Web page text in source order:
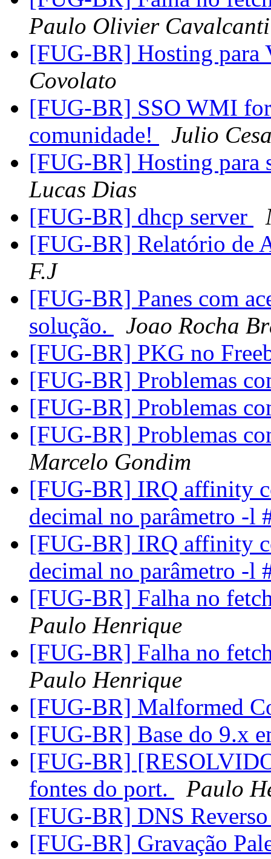
Paulo Olivier Cavalcanti
[FUG-BR] Hosting para
Covolato
[FUG-BR] SSO WMI for
comunidade!
Julio
[FUG-BR] Hosting
Lucas Dias
[FUG-BR] dhcp server
[FUG-BR] Relatório de
F.J
[FUG-BR] Panes com
solução.
Joao Rocha
[FUG-BR] PKG no
[FUG-BR] Problemas
[FUG-BR] Problemas
[FUG-BR] Problemas
Marcelo Gondim
[FUG-BR] IRQ affinity
decimal no parâmetro -l
[FUG-BR] IRQ affinity
decimal no parâmetro -l
[FUG-BR] Falha no
Paulo Henrique
[FUG-BR] Falha no
Paulo Henrique
[FUG-BR] Malformed
[FUG-BR] Base do 9.x
[FUG-BR]
fontes do port.
Paulo
[FUG-BR] DNS
[FUG-BR] Gravação